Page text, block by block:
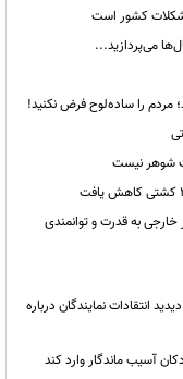
کشور است
مردم را ساده‌لوح فرض نکنید!
شوهر نیست
خارجی به قدرت و توانمندی
انتقادات نمایندگان درباره
آسیب ماندگار وارد کند